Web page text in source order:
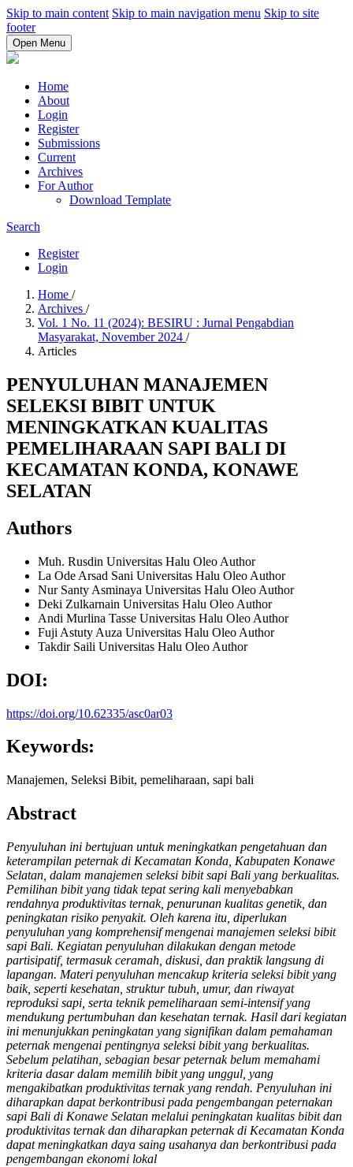
Skip to main content Skip to main navigation menu Skip to site
footer
Open Menu
Home
About
Login
Register
Submissions
Current
Archives
For Author
Download Template
Search
Register
Login
Home /
Archives /
Vol. 1 No. 11 (2024): BESIRU : Jurnal Pengabdian
Masyarakat, November 2024 /
Articles
PENYULUHAN MANAJEMEN
SELEKSI BIBIT UNTUK
MENINGKATKAN KUALITAS
PEMELIHARAAN SAPI BALI DI
KECAMATAN KONDA, KONAWE
SELATAN
Authors
Muh. Rusdin Universitas Halu Oleo Author
La Ode Arsad Sani Universitas Halu Oleo Author
Nur Santy Asminaya Universitas Halu Oleo Author
Deki Zulkarnain Universitas Halu Oleo Author
Andi Murlina Tasse Universitas Halu Oleo Author
Fuji Astuty Auza Universitas Halu Oleo Author
Takdir Saili Universitas Halu Oleo Author
DOI:
https://doi.org/10.62335/asc0ar03
Keywords:
Manajemen, Seleksi Bibit, pemeliharaan, sapi bali
Abstract
Penyuluhan ini bertujuan untuk meningkatkan pengetahuan dan
keterampilan peternak di Kecamatan Konda, Kabupaten Konawe
Selatan, dalam manajemen seleksi bibit sapi Bali yang berkualitas.
Pemilihan bibit yang tidak tepat sering kali menyebabkan
rendahnya produktivitas ternak, penurunan kualitas genetik, dan
peningkatan risiko penyakit. Oleh karena itu, diperlukan
penyuluhan yang komprehensif mengenai manajemen seleksi bibit
sapi Bali. Kegiatan penyuluhan dilakukan dengan metode
partisipatif, termasuk ceramah, diskusi, dan praktik langsung di
lapangan. Materi penyuluhan mencakup kriteria seleksi bibit yang
baik, seperti kesehatan, struktur tubuh, umur, dan riwayat
reproduksi sapi, serta teknik pemeliharaan semi-intensif yang
mendukung pertumbuhan dan kesehatan ternak. Hasil dari kegiatan
ini menunjukkan peningkatan yang signifikan dalam pemahaman
peternak mengenai pentingnya seleksi bibit yang berkualitas.
Sebelum pelatihan, sebagian besar peternak belum memahami
kriteria dasar dalam memilih bibit yang unggul, yang
mengakibatkan produktivitas ternak yang rendah. Penyuluhan ini
diharapkan dapat berkontribusi pada pengembangan peternakan
sapi Bali di Konawe Selatan melalui peningkatan kualitas bibit dan
produktivitas ternak dan diharapkan peternak di Kecamatan Konda
dapat meningkatkan daya saing usahanya dan berkontribusi pada
pengembangan ekonomi lokal